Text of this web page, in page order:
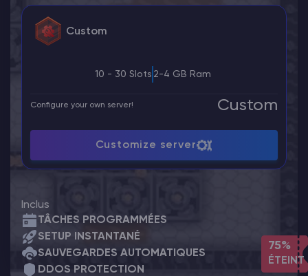
75%
ÉTEINT
Custom
10 - 30 Slots 2-4 GB Ram
Configure your own server! Custom
Customize server
Inclus
TÂCHES PROGRAMMÉES
SETUP INSTANTANÉ
SAUVEGARDES AUTOMATIQUES
DDOS PROTECTION